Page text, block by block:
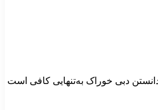
دانستن دبی خوراک به‌تنهایی کافی است